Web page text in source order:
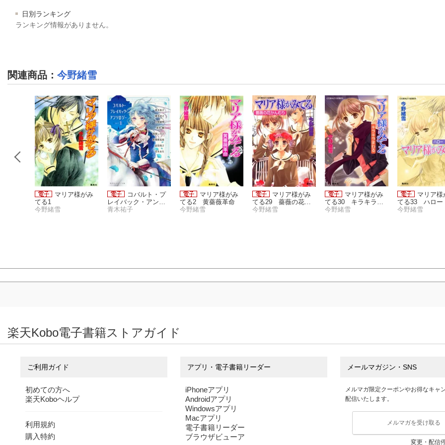
日別ランキング
ランキング情報がありません。
関連商品 ： 今野緒雪
マリア様がみ
てる1
今野緒雪
コバルト・プ
レイバック・アンソ
ロジー ｐａｒｔ １
青木祐子
マリア様がみ
てる2 黄薔薇革命
今野緒雪
マリア様がみ
てる29 薔薇の花か
んむり
今野緒雪
マリア様がみ
てる30 キラキラま
わる
今野緒雪
マリア様
てる33 ハロー
バイ
今野緒雪
楽天Kobo電子書籍ストアガイド
ご利用ガイド
初めての方へ
楽天Koboヘルプ
利用規約
購入特約
アプリ・電子書籍リーダー
iPhoneアプリ
Androidアプリ
Windowsアプリ
Macアプリ
電子書籍リーダー
ブラウザビューア
メールマガジン・SNS
メルマガ限定クーポンやお得なキャ
配信いたします。
メルマガを受け取る
変更・配信